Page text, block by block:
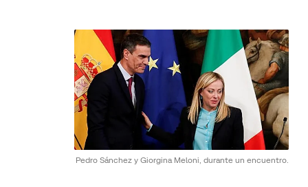
Pedro Sánchez y Giorgina Meloni, durante un encuentro.